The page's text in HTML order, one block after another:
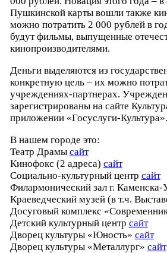
Пушкинской карты вошли также
можно потратить 2 000 рублей в
будут фильмы, выпущенные
кинопроизводителями.
Деньги выделяются из
конкретную цель – их можно
учреждениях-партнерах.
зарегистрированы на сайте
приложении «Госуслуги-Культура».
В нашем городе это:
Театр Драмы сайт
Кинофокс (2 адреса) сайт
Социально-культурный центр сайт
Филармонический зал г. Каменска-
Краеведческий музей (в т.ч.
Досуговый комплекс
Детский культурный центр сайт
Дворец культуры «Юность» сайт
Дворец культуры «Металлург» сайт